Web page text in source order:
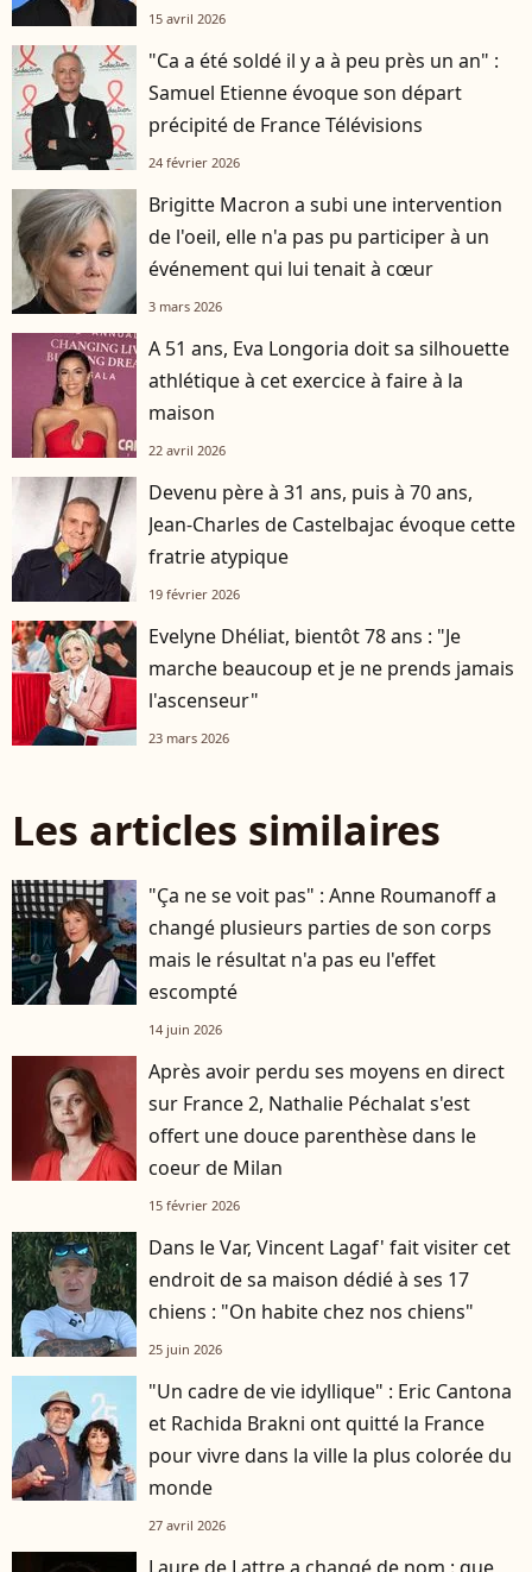
15 avril 2026
"Ca a été soldé il y a à peu près un an" :
Samuel Etienne évoque son départ
précipité de France Télévisions
24 février 2026
Brigitte Macron a subi une intervention
de l'oeil, elle n'a pas pu participer à un
événement qui lui tenait à cœur
3 mars 2026
A 51 ans, Eva Longoria doit sa silhouette
athlétique à cet exercice à faire à la
maison
22 avril 2026
Devenu père à 31 ans, puis à 70 ans,
Jean-Charles de Castelbajac évoque cette
fratrie atypique
19 février 2026
Evelyne Dhéliat, bientôt 78 ans : "Je
marche beaucoup et je ne prends jamais
l'ascenseur"
23 mars 2026
Les articles similaires
"Ça ne se voit pas" : Anne Roumanoff a
changé plusieurs parties de son corps
mais le résultat n'a pas eu l'effet
escompté
14 juin 2026
Après avoir perdu ses moyens en direct
sur France 2, Nathalie Péchalat s'est
offert une douce parenthèse dans le
coeur de Milan
15 février 2026
Dans le Var, Vincent Lagaf' fait visiter cet
endroit de sa maison dédié à ses 17
chiens : "On habite chez nos chiens"
25 juin 2026
"Un cadre de vie idyllique" : Eric Cantona
et Rachida Brakni ont quitté la France
pour vivre dans la ville la plus colorée du
monde
27 avril 2026